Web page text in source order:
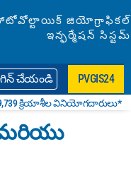
జియోగ్రాఫికల్
ఇన్ఫర్మేషన్ సిస్టమ్
చేయండి PVGIS24
క్రియాశీల వినియోగదారులు*
మరియు